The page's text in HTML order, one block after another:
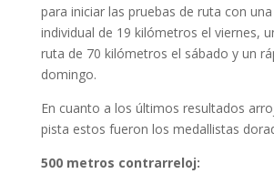
para iniciar las pruebas de ruta con
individual de 19 kilómetros el viernes,
ruta de 70 kilómetros el sábado y un
domingo.
En cuanto a los últimos resultados
pista estos fueron los medallistas
500 metros contrarreloj: